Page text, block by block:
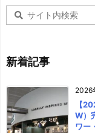
新着記事
2026
【
W）
ワー